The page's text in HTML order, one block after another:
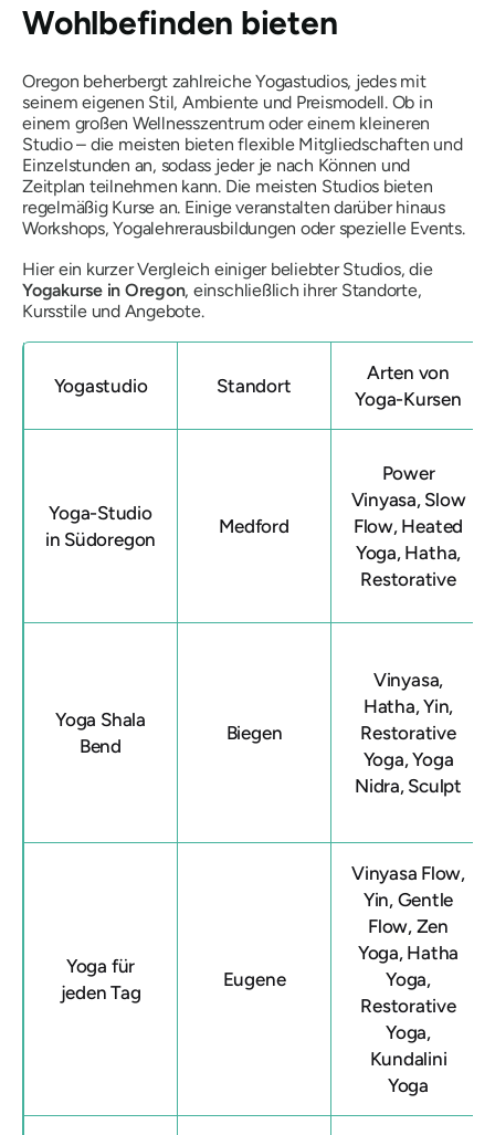
Wohlbefinden bieten
Oregon beherbergt zahlreiche Yogastudios, jedes mit
seinem eigenen Stil, Ambiente und Preismodell. Ob in
einem großen Wellnesszentrum oder einem kleineren
Studio – die meisten bieten flexible Mitgliedschaften und
Einzelstunden an, sodass jeder je nach Können und
Zeitplan teilnehmen kann. Die meisten Studios bieten
regelmäßig Kurse an. Einige veranstalten darüber hinaus
Workshops, Yogalehrerausbildungen oder spezielle Events.
Hier ein kurzer Vergleich einiger beliebter Studios, die
Yogakurse in Oregon, einschließlich ihrer Standorte,
Kursstile und Angebote.
Yogastudio Standort
Arten von
Yoga-Kursen
Yoga-Studio
in Südoregon
Medford
Power
Vinyasa, Slow
Flow, Heated
Yoga, Hatha,
Restorative
Yoga Shala
Bend
Biegen
Vinyasa,
Hatha, Yin,
Restorative
Yoga, Yoga
Nidra, Sculpt
Yoga für
jeden Tag
Eugene
Vinyasa Flow,
Yin, Gentle
Flow, Zen
Yoga, Hatha
Yoga,
Restorative
Yoga,
Kundalini
Yoga